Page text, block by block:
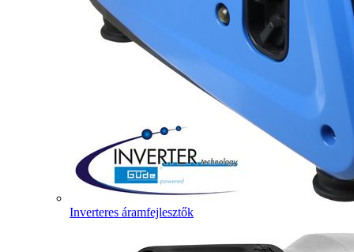
Inverteres áramfejlesztők